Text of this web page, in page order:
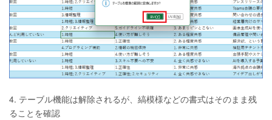
4. テーブル機能は解除されるが、縞模様などの書式はそのまま残
ることを確認